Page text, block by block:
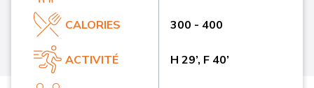
CALORIES 300 - 400
ACTIVITÉ H 29’, F 40’